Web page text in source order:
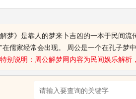
解梦》是靠人的梦来卜吉凶的一本于民间
在儒家经常会出现。 周公是一个在孔子梦
特别说明：周公解梦网内容为民间娱乐解析